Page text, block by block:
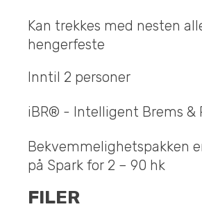
Kan trekkes med nesten
hengerfeste
Inntil 2 personer
iBR® - Intelligent Brems &
Bekvemmelighetspakken
på Spark for 2 – 90 hk
FILER